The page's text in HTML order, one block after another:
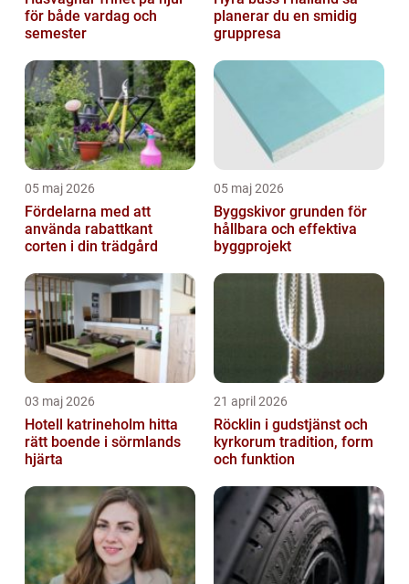
för både vardag och
semester
planerar du en smidig
gruppresa
05 maj 2026
Fördelarna med att
använda rabattkant
corten i din trädgård
05 maj 2026
Byggskivor grunden för
hållbara och effektiva
byggprojekt
03 maj 2026
Hotell katrineholm hitta
rätt boende i sörmlands
hjärta
21 april 2026
Röcklin i gudstjänst och
kyrkorum tradition, form
och funktion